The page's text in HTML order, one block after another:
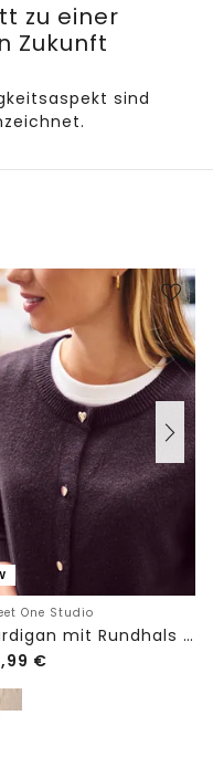
zu einer
Zukunft
sind
One Studio
Cardigan mit Rundhals und Knöpfen
€